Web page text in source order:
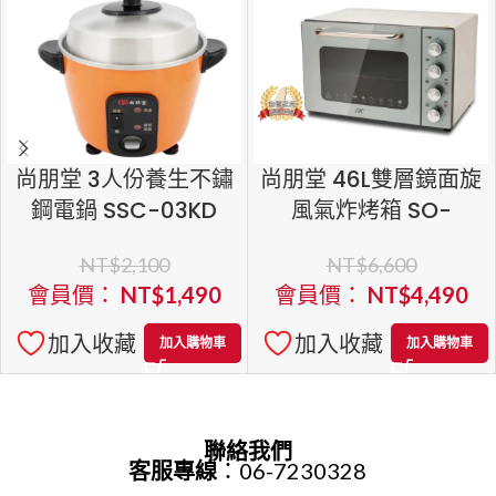
尚朋堂 3人份養生不鏽
鋼電鍋 SSC-03KD
NT$2,100
會員價： NT$1,490
加入收藏
加入購物車
尚朋堂 46L雙層鏡面旋
風氣炸烤箱 SO-
NT$6,600
會員價： NT$4,490
加入收藏
加入購物車
聯絡我們
客服專線：06-7230328